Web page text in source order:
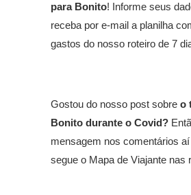
para Bonito! Informe seus
receba por e-mail a planilha
gastos do nosso roteiro de 7
Gostou do nosso post sobre o
Bonito durante o Covid?
mensagem nos comentários
segue o Mapa de Viajante nas